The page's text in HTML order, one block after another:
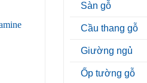
Sàn gỗ
Cầu thang gỗ
Giường ngủ
Ốp tường gỗ